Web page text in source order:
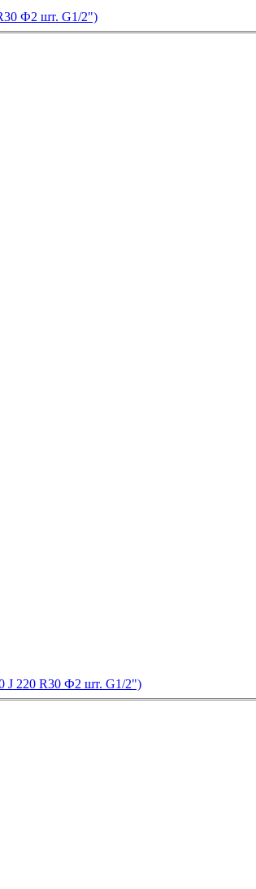
Ф2 шт. G1/2")
J 220 R30 Ф2 шт. G1/2")